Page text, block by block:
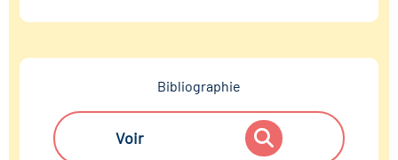
Bibliographie
Voir